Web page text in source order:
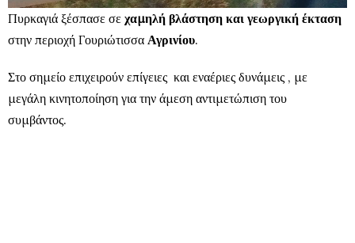
Πυρκαγιά ξέσπασε σε χαμηλή βλάστηση και γεωργική έκταση
στην περιοχή Γουριώτισσα Αγρινίου.
Στο σημείο επιχειρούν επίγειες και εναέριες δυνάμεις , με
μεγάλη κινητοποίηση για την άμεση αντιμετώπιση του
συμβάντος.